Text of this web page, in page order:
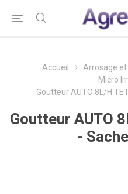
Accueil Arrosage
Micro
Goutteur AUTO 8L/H
Goutteur AUTO
-